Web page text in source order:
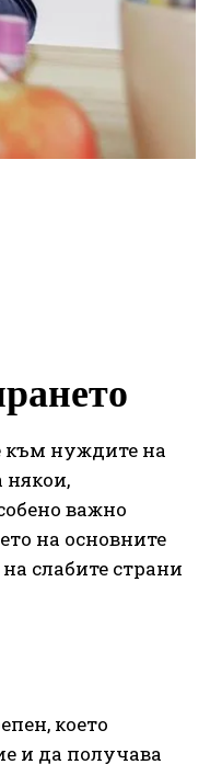
към нуждите на
някои,
важно
на основните
слабите страни
което
и да получава